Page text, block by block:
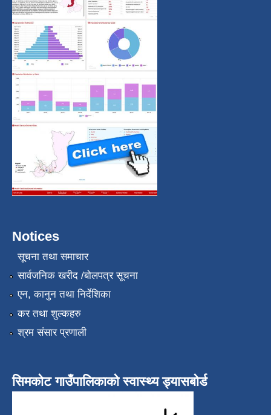
Notices
सूचना तथा समाचार
सार्वजनिक खरीद /बोलपत्र सूचना
एन, कानुन तथा निर्देशिका
कर तथा शुल्कहरु
श्रम संसार प्रणाली
सिमकोट गाउँपालिकाको स्वास्थ्य ड्यासबोर्ड